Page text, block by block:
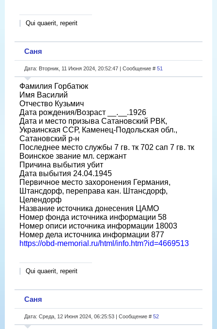
Qui quaerit, reperit
Саня
Дата: Вторник, 11 Июня 2024, 20:52:47 | Сообщение # 51
Фамилия Горбатюк
Имя Василий
Отчество Кузьмич
Дата рождения/Возраст __.__.1926
Дата и место призыва Сатановский РВК,
Украинская ССР, Каменец-Подольская обл.,
Сатановский р-н
Последнее место службы 7 гв. тк 702 сап 7 гв. тк
Воинское звание мл. сержант
Причина выбытия убит
Дата выбытия 24.04.1945
Первичное место захоронения Германия,
Штансдорф, переправа кан. Штансдорф,
Целендорф
Название источника донесения ЦАМО
Номер фонда источника информации 58
Номер описи источника информации 18003
Номер дела источника информации 877
https://obd-memorial.ru/html/info.htm?id=4669513
Qui quaerit, reperit
Саня
Дата: Среда, 12 Июня 2024, 06:25:53 | Сообщение # 52